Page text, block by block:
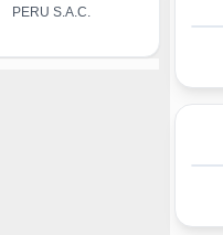
PERU S.A.C.